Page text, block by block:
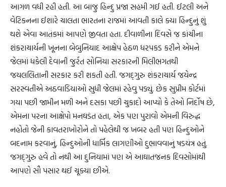
આગળ વધી રહી હતી. આ બાજુ હિન્દુ પ્રજા સહમી ગઈ હતી. ઈટલી અને
વેટિકનના ઈશારે ચાલતા ભારતના રાજમાં આવતી કાલે ક્યા હિન્દુનું શું
થશે એવા આતંકમાં આપણે જીવતા હતા. દીવાળીના દિવસે જ કાંચીના
શંકરાચાર્યની ખૂનના બેબુનિયાદ આક્ષેપ હેઠળ ધરપકડ કરીને એમને
જેલમાં ધકેલી દેવાની જુર્રત સોનિયા સરકારની મિલીભગતથી
જયલલિતાની સરકાર કરી શકતી હતી. જગદ્‌ગુરુ શંકરાચાર્ય જયેન્દ્ર
સરસ્વતીએ અઠવાડિયાઓ સુધી જેલમાં રહેવુ પડ્યું. છેક સુપ્રીમ કોર્ટમાં
ગયા પછી જામીન મળી અને દસકા પછી ચુકાદો આપ્યો કે તેઓ નિર્દોષ છે,
એમના પરના આક્ષેપો મનઘડંત હતા, એક પણ પુરાવો એમની વિરુદ્ધ
નહોતો જેની કાવતરાખોરોને તો પહેલેથી જ ખબર હતી પણ હિન્દુઓને
બદનામ કરવાનું, હિન્દુઓની ધાર્મિક લાગણીઓ દુભાવવાનું ષડયંત્ર હતું.
જગદ્‌ગુરુ હવે તો નથી આ દુનિયામાં પણ એ આઘાતજનક દિવસોમાંથી
આપણે સૌ પસાર થઈ ચૂક્યા છીએ.